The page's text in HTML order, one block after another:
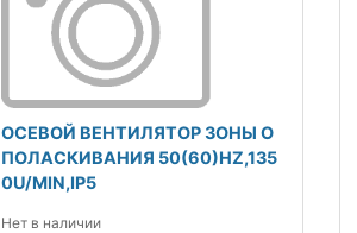
ОСЕВОЙ ВЕНТИЛЯТОР ЗОНЫ О
ПОЛАСКИВАНИЯ 50(60)HZ,135
0U/MIN,IP5
Нет в наличии